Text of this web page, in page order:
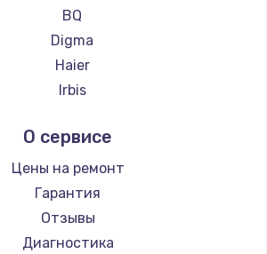
BQ
Digma
Haier
Irbis
Microsoft
BlackView
Amazon
Aquarius
Philips
О сервисе
Цены на ремонт
Гарантия
Отзывы
Диагностика